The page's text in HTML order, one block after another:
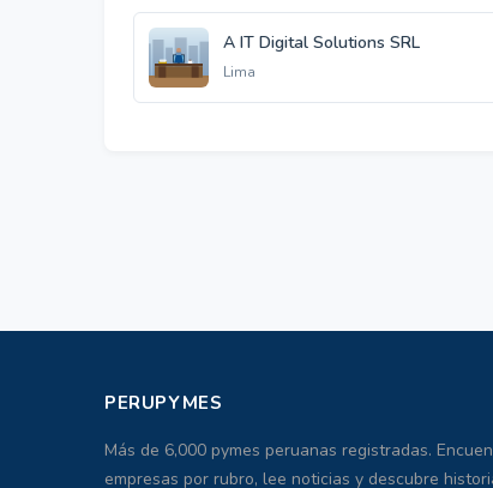
A IT Digital Solutions SRL
Lima
PERUPYMES
Más de 6,000 pymes peruanas registradas.
empresas por rubro, lee noticias y descubre